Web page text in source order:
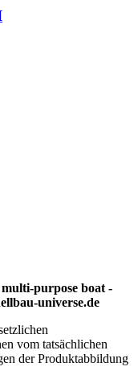
purpose boat -
universe.de
vom tatsächlichen
der Produktabbildung